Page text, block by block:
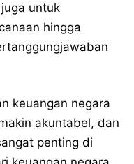
untuk
hingga
keuangan negara
akuntabel, dan
penting di